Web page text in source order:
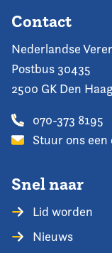
Contact
Nederlandse
Postbus 30435
2500 GK Den Haag
070-373 8195
Stuur ons een
Snel naar
Lid worden
Nieuws